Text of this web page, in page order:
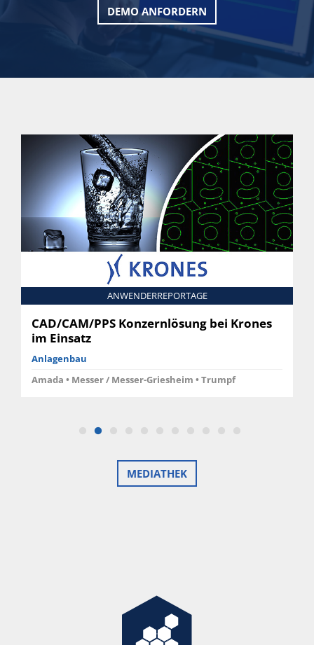
DEMO ANFORDERN
ANWENDERREPORTAGE
CAD/CAM/PPS Konzernlösung bei Krones
im Einsatz
Anlagenbau
Amada • Messer / Messer-Griesheim • Trumpf
MEDIATHEK